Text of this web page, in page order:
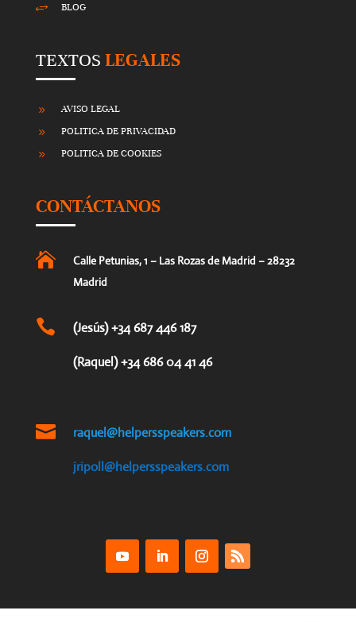
+ BLOG
TEXTOS LEGALES
9 AVISO LEGAL
9 POLITICA DE PRIVACIDAD
9 POLITICA DE COOKIES
CONTÁCTANOS

Calle Petunias, 1 – Las Rozas de Madrid – 28232
Madrid
 (Jesús) +34 687 446 187
(Raquel) +34 686 04 41 46
 raquel@helpersspeakers.com
jripoll@helpersspeakers.com